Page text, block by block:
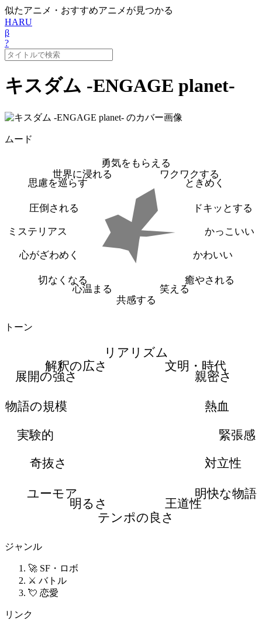
似たアニメ・おすすめアニメが見つかる
HARU
β
?
キスダム -ENGAGE planet-
ムード
勇気をもらえる
ワクワクする
ときめく
ドキッとする
かっこいい
かわいい
癒やされる
笑える
共感する
心温まる
切なくなる
心がざわめく
ミステリアス
圧倒される
思慮を巡らす
世界に浸れる
トーン
リアリズム
文明・時代
親密さ
熱血
緊張感
対立性
明快な物語
王道性
テンポの良さ
明るさ
ユーモア
奇抜さ
実験的
物語の規模
展開の強さ
解釈の広さ
ジャンル
🚀 SF・ロボ
⚔️ バトル
💘 恋愛
リンク